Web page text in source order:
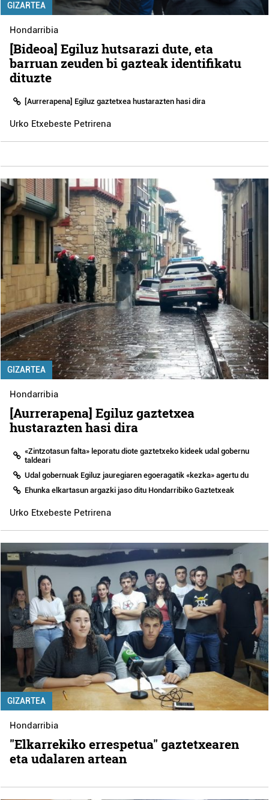
GIZARTEA
Hondarribia
[Bideoa] Egiluz hutsarazi dute, eta
barruan zeuden bi gazteak identifikatu
dituzte
[Aurrerapena] Egiluz gaztetxea hustarazten hasi dira
Urko Etxebeste Petrirena
GIZARTEA
Hondarribia
[Aurrerapena] Egiluz gaztetxea
hustarazten hasi dira
«Zintzotasun falta» leporatu diote gaztetxeko kideek udal gobernu
taldeari
Udal gobernuak Egiluz jauregiaren egoeragatik «kezka» agertu du
Ehunka elkartasun argazki jaso ditu Hondarribiko Gaztetxeak
Urko Etxebeste Petrirena
GIZARTEA
Hondarribia
"Elkarrekiko errespetua" gaztetxearen
eta udalaren artean